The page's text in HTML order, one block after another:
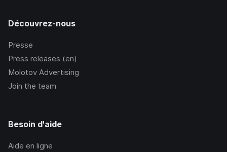
Découvrez-nous
Presse
Press releases (en)
Molotov Advertising
Join the team
Besoin d'aide
Aide en ligne